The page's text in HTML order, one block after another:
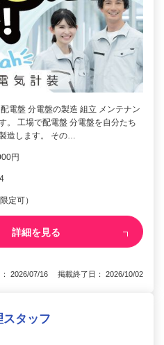
電盤 分電盤の製造 組立 メンテナン
。 工場で配電盤 分電盤を自分たち
造します。 その…
円
定可）
詳細を見る
： 2026/07/16 掲載終了日： 2026/10/02
スタッフ